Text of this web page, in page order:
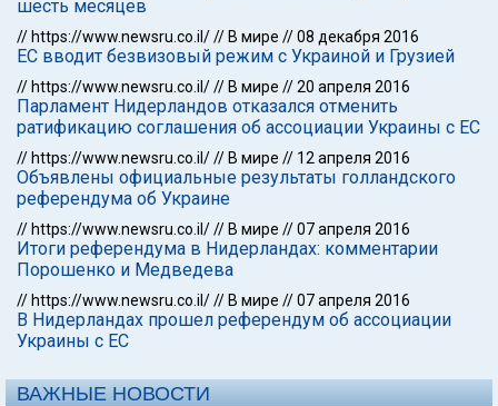
шесть месяцев
// https://www.newsru.co.il/// В мире //08 декабря 2016
ЕС вводит безвизовый режим с Украиной и Грузией
// https://www.newsru.co.il/// В мире //20 апреля 2016
Парламент Нидерландов отказался отменить
ратификацию соглашения об ассоциации Украины с ЕС
// https://www.newsru.co.il/// В мире // 12 апреля 2016
Объявлены официальные результаты голландского
референдума об Украине
// https://www.newsru.co.il/// В мире //07 апреля 2016
Итоги референдума в Нидерландах: комментарии
Порошенко и Медведева
// https://www.newsru.co.il/// В мире //07 апреля 2016
В Нидерландах прошел референдум об ассоциации
Украины с ЕС
ВАЖНЫЕ НОВОСТИ